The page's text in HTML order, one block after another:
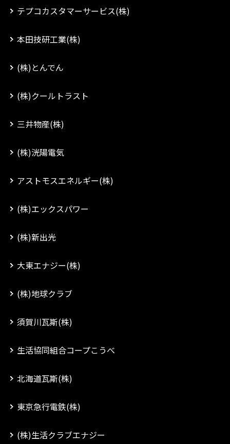
テプコカスタマーサービス(株)
本田技研工業(株)
(株)とんでん
(株)クールトラスト
三井物産(株)
(株)洸陽電気
アストモスエネルギー(株)
(株)エックスパワー
(株)新出光
大東エナジー(株)
(株)地球クラブ
須賀川瓦斯(株)
生活協同組合コープこうべ
北海道瓦斯(株)
東京急行電鉄(株)
(株)生活クラブエナジー